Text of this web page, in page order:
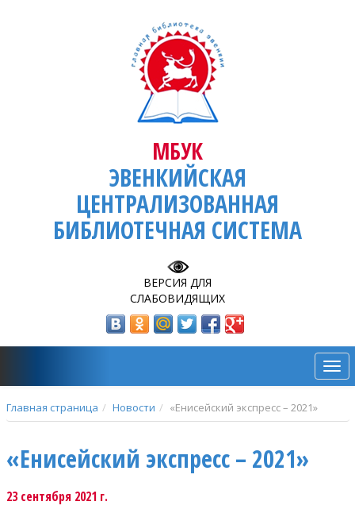
МБУК
ЭВЕНКИЙСКАЯ
ЦЕНТРАЛИЗОВАННАЯ
БИБЛИОТЕЧНАЯ СИСТЕМА
ВЕРСИЯ ДЛЯ
СЛАБОВИДЯЩИХ
Главная страница Новости «Енисейский экспресс – 2021»
«Енисейский экспресс – 2021»
23 сентября 2021 г.